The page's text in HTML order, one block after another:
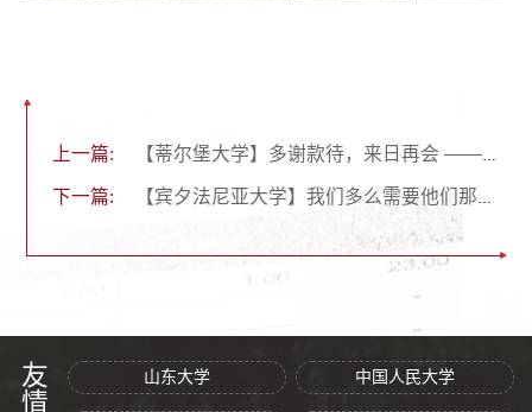
上一篇: 【蒂尔堡大学】多谢款待，来日再会 ——风车之国的交换时光
下一篇: 【宾夕法尼亚大学】我们多么需要他们那点自由精神
山东大学 中国人民大学